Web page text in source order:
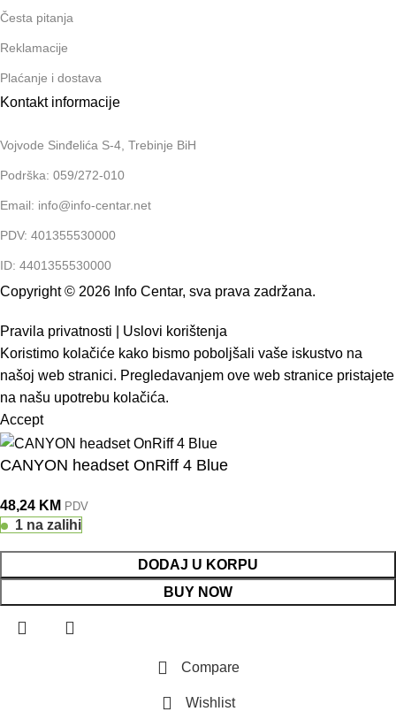
Česta pitanja
Reklamacije
Plaćanje i dostava
Kontakt informacije
Vojvode Sinđelića S-4, Trebinje BiH
Podrška: 059/272-010
Email: info@info-centar.net
PDV: 401355530000
ID: 4401355530000
Copyright © 2026 Info Centar, sva prava zadržana.
Pravila privatnosti
Uslovi korištenja
Koristimo kolačiće kako bismo poboljšali vaše iskustvo na
našoj web stranici. Pregledavanjem ove web stranice pristajete
na našu upotrebu kolačića.
Accept
CANYON headset OnRiff 4 Blue
48,24 KM PDV
1 na zalihi
DODAJ U KORPU
BUY NOW
Compare
Wishlist